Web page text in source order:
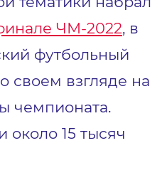
ЧМ-2022, в
футбольный
своем взгляде на
чемпионата.
около 15 тысяч